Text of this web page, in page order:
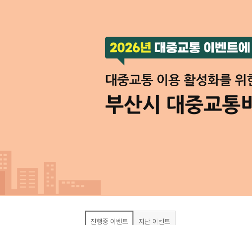
진행중 이벤트 지난 이벤트